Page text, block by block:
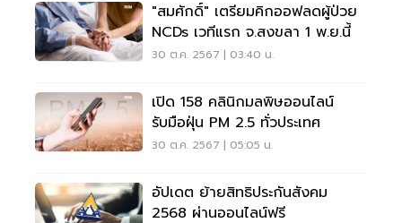
"สมศักดิ์" เตรียมคิกออฟลดผู้ป่วย
NCDs เวทีแรก จ.สงขลา 1 พ.ย.นี้
30 ต.ค. 2567 | 03:40 น.
เปิด 158 คลินิกมลพิษออนไลน์
รับมือฝุ่น PM 2.5 ทั่วประเทศ
30 ต.ค. 2567 | 05:05 น.
อัปเดต ย้ายสิทธิประกันสังคม
2568 ผ่านออนไลน์ฟรี